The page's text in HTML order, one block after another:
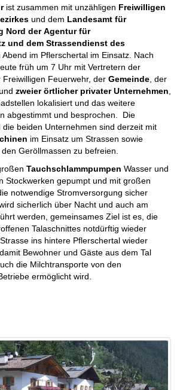
ist zusammen mit unzähligen Freiwilligen
und dem Landesamt für
Nord der Agentur für
und dem Strassendienst des
Abend im Pflerschertal im Einsatz . Nach
früh um 7 Uhr mit Vertretern der
Freiwilligen Feuerwehr, der Gemeinde , der
zweier örtlicher privater Unternehmen
lokalisiert und das weitere
abgestimmt und besprochen. Die
beiden Unternehmen sind derzeit mit
im Einsatz um Strassen sowie
den Geröllmassen zu befreien.
Tauchschlammpumpen Wasser und
Stockwerken gepumpt und mit großen
notwendige Stromversorgung sicher
sicherlich über Nacht und auch am
werden, gemeinsames Ziel ist es, die
Talaschnittes notdürftig wieder
ins hintere Pflerschertal wieder
Bewohner und Gäste aus dem Tal
die Milchtransporte von den
ermöglicht wird.